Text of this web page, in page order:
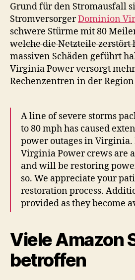
Grund für den Stromausfall
StromversorgerDominion
schwere Stürme mit 80
welche die Netzteile zerstört
massiven Schäden geführt
Virginia Power versorgt
Rechenzentren in der
A line of severe storms
to 80 mph has caused
power outages in
Virginia Power crews are
and will be restoring
so. We appreciate your
restoration process.
provided as they become
Viele Amazon
betroffen